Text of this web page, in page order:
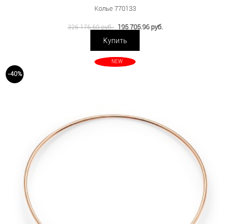
Колье 770133
326 176.60 руб. 195 705.96 руб.
Купить
-40%
NEW